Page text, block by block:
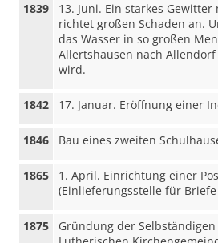
1839
13. Juni. Ein starkes
richtet großen Schaden an.
das Wasser in so großen
Allertshausen nach Allendorf
wird.
1842 17. Januar. Eröffnung einer
1846 Bau eines zweiten
1865
1. April. Einrichtung einer
(Einlieferungsstelle für
1875
Gründung der Selbständigen